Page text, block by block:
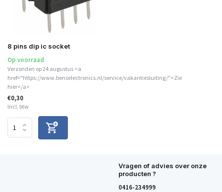
8 pins dip ic socket
Op voorraad
Verzonden op 24 augustus <a
href="https://www.benselectronics.nl/service/vakantiesluiting/">Zie
hier</a>
€0,30
Incl. btw
Vragen of advies over onze
producten ?
0416-234999